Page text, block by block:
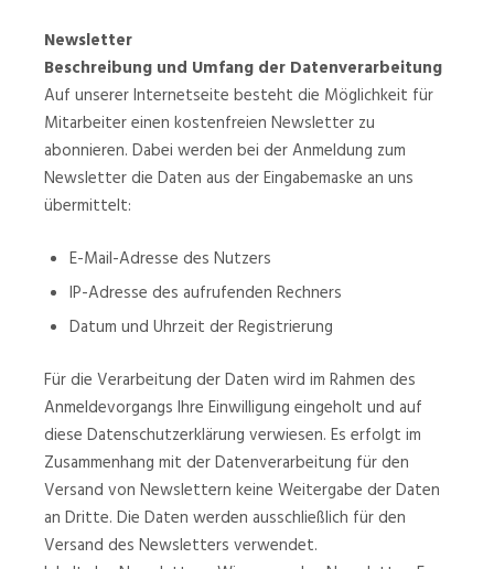
Newsletter
Beschreibung und Umfang der Datenverarbeitung
Auf unserer Internetseite besteht die Möglichkeit für
Mitarbeiter einen kostenfreien Newsletter zu
abonnieren. Dabei werden bei der Anmeldung zum
Newsletter die Daten aus der Eingabemaske an uns
übermittelt:
E-Mail-Adresse des Nutzers
IP-Adresse des aufrufenden Rechners
Datum und Uhrzeit der Registrierung
Für die Verarbeitung der Daten wird im Rahmen des
Anmeldevorgangs Ihre Einwilligung eingeholt und auf
diese Datenschutzerklärung verwiesen. Es erfolgt im
Zusammenhang mit der Datenverarbeitung für den
Versand von Newslettern keine Weitergabe der Daten
an Dritte. Die Daten werden ausschließlich für den
Versand des Newsletters verwendet.